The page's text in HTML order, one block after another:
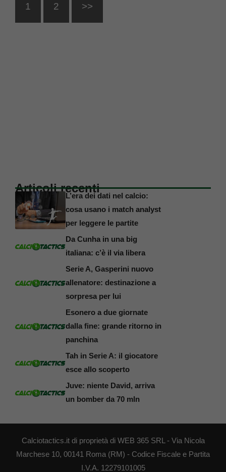
1 2 >>
Articoli recenti
L’era dei dati nel calcio:
cosa usano i match analyst
per leggere le partite
Da Cunha in una big
italiana: c’è il via libera
Serie A, Gasperini nuovo
allenatore: destinazione a
sorpresa per lui
Esonero a due giornate
dalla fine: grande ritorno in
panchina
Tah in Serie A: il giocatore
esce allo scoperto
Juve: niente David, arriva
un bomber da 70 mln
Calciotactics.it di proprietà di WEB 365 SRL - Via Nicola
Marchese 10, 00141 Roma (RM) - Codice Fiscale e Partita
I.V.A. 12279101005